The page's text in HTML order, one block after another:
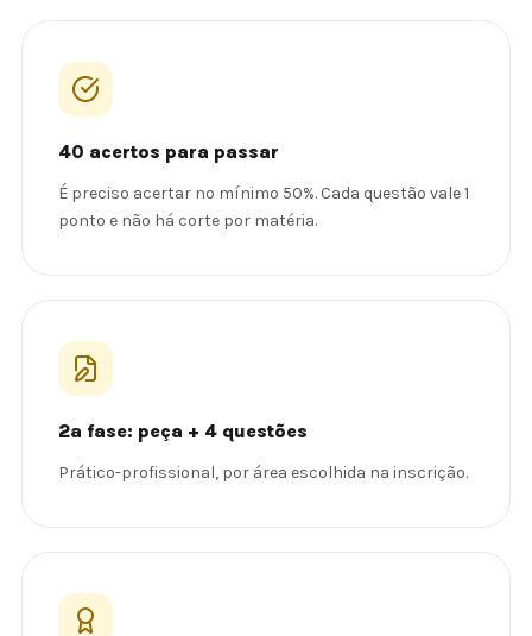
40 acertos para passar
É preciso acertar no mínimo 50%. Cada questão vale 1
ponto e não há corte por matéria.
2ª fase: peça + 4 questões
Prático-profissional, por área escolhida na inscrição.